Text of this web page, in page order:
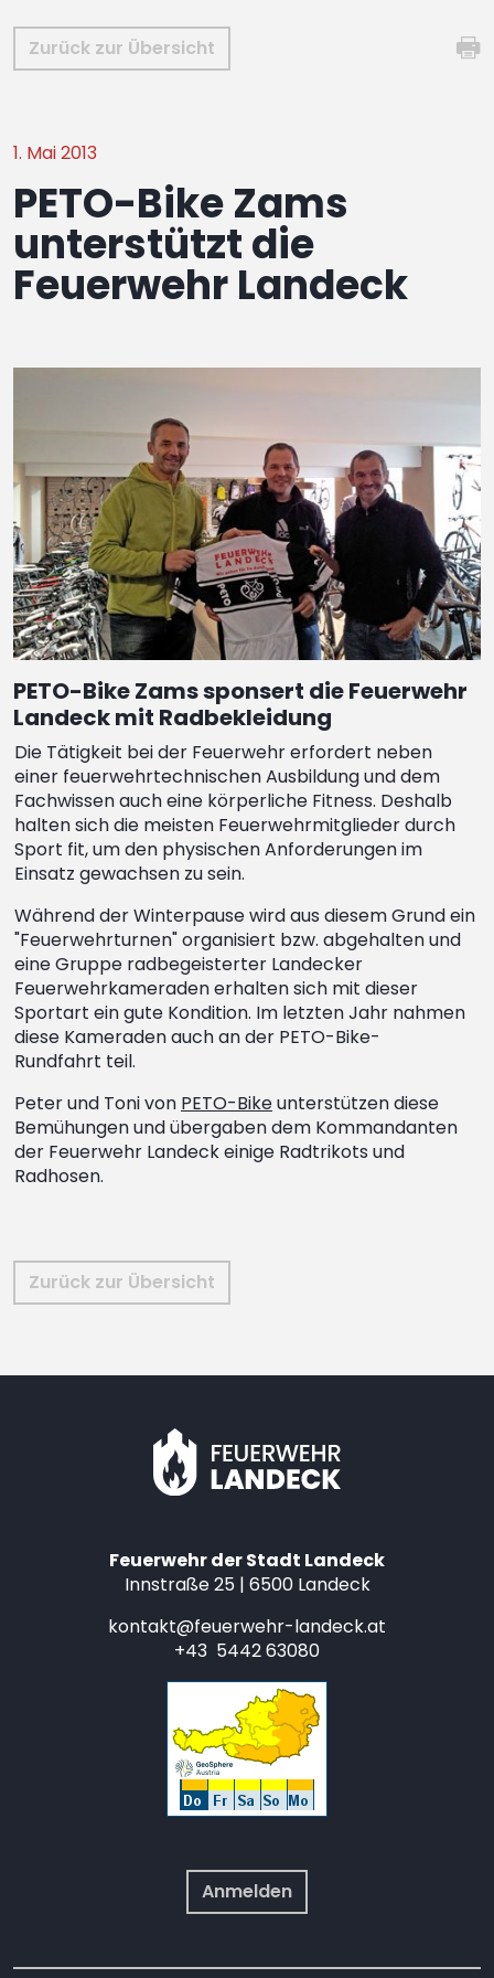
Zurück zur Übersicht
1. Mai 2013
PETO-Bike Zams
unterstützt die
Feuerwehr Landeck
PETO-Bike Zams sponsert die Feuerwehr
Landeck mit Radbekleidung
Die Tätigkeit bei der Feuerwehr erfordert neben
einer feuerwehrtechnischen Ausbildung und dem
Fachwissen auch eine körperliche Fitness. Deshalb
halten sich die meisten Feuerwehrmitglieder durch
Sport fit, um den physischen Anforderungen im
Einsatz gewachsen zu sein.
Während der Winterpause wird aus diesem Grund ein
"Feuerwehrturnen" organisiert bzw. abgehalten und
eine Gruppe radbegeisterter Landecker
Feuerwehrkameraden erhalten sich mit dieser
Sportart ein gute Kondition. Im letzten Jahr nahmen
diese Kameraden auch an der PETO-Bike-
Rundfahrt teil.
Peter und Toni von PETO-Bikeunterstützen diese
Bemühungen und übergaben dem Kommandanten
der Feuerwehr Landeck einige Radtrikots und
Radhosen.
Zurück zur Übersicht
Feuerwehr der Stadt Landeck
Innstraße 25 | 6500 Landeck
kontakt@feuerwehr-landeck.at
+43 5442 63080
Anmelden